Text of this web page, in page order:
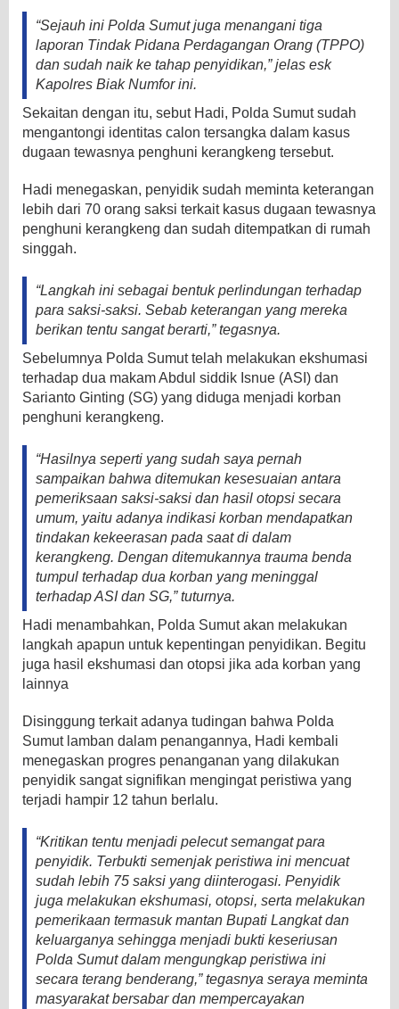
“Sejauh ini Polda Sumut juga menangani tiga
laporan Tindak Pidana Perdagangan Orang (TPPO)
dan sudah naik ke tahap penyidikan,” jelas esk
Kapolres Biak Numfor ini.
Sekaitan dengan itu, sebut Hadi, Polda Sumut sudah
mengantongi identitas calon tersangka dalam kasus
dugaan tewasnya penghuni kerangkeng tersebut.
Hadi menegaskan, penyidik sudah meminta keterangan
lebih dari 70 orang saksi terkait kasus dugaan tewasnya
penghuni kerangkeng dan sudah ditempatkan di rumah
singgah.
“Langkah ini sebagai bentuk perlindungan terhadap
para saksi-saksi. Sebab keterangan yang mereka
berikan tentu sangat berarti,” tegasnya.
Sebelumnya Polda Sumut telah melakukan ekshumasi
terhadap dua makam Abdul siddik Isnue (ASI) dan
Sarianto Ginting (SG) yang diduga menjadi korban
penghuni kerangkeng.
“Hasilnya seperti yang sudah saya pernah
sampaikan bahwa ditemukan kesesuaian antara
pemeriksaan saksi-saksi dan hasil otopsi secara
umum, yaitu adanya indikasi korban mendapatkan
tindakan kekeerasan pada saat di dalam
kerangkeng. Dengan ditemukannya trauma benda
tumpul terhadap dua korban yang meninggal
terhadap ASI dan SG,” tuturnya.
Hadi menambahkan, Polda Sumut akan melakukan
langkah apapun untuk kepentingan penyidikan. Begitu
juga hasil ekshumasi dan otopsi jika ada korban yang
lainnya
Disinggung terkait adanya tudingan bahwa Polda
Sumut lamban dalam penangannya, Hadi kembali
menegaskan progres penanganan yang dilakukan
penyidik sangat signifikan mengingat peristiwa yang
terjadi hampir 12 tahun berlalu.
“Kritikan tentu menjadi pelecut semangat para
penyidik. Terbukti semenjak peristiwa ini mencuat
sudah lebih 75 saksi yang diinterogasi. Penyidik
juga melakukan ekshumasi, otopsi, serta melakukan
pemerikaan termasuk mantan Bupati Langkat dan
keluarganya sehingga menjadi bukti keseriusan
Polda Sumut dalam mengungkap peristiwa ini
secara terang benderang,” tegasnya seraya meminta
masyarakat bersabar dan mempercayakan